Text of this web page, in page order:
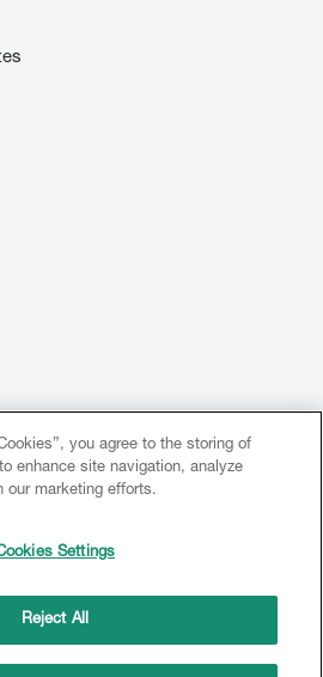
you agree to the storing of
enhance site navigation, analyze
our marketing efforts.
Settings
Reject All